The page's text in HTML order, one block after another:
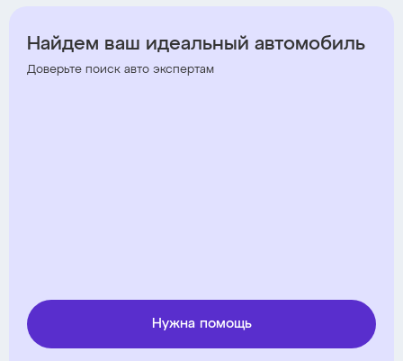
Найдем ваш идеальный автомобиль
Доверьте поиск авто экспертам
Нужна помощь